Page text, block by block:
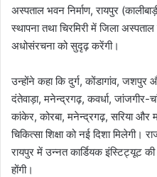
अस्पताल भवन निर्माण, रायपुर
स्थापना तथा चिरमिरी में जिला अस्पताल
अधोसंरचना को सुदृढ़ करेंगी।
उन्होंने कहा कि दुर्ग, कोंडागांव,
दंतेवाड़ा, मनेन्द्रगढ़, कवर्धा,
कांकेर, कोरबा, मनेन्द्रगढ़, सरिया और
चिकित्सा शिक्षा को नई दिशा मिलेगी।
रायपुर में उन्नत कार्डियक इंस्टिट्यूट
होंगी।